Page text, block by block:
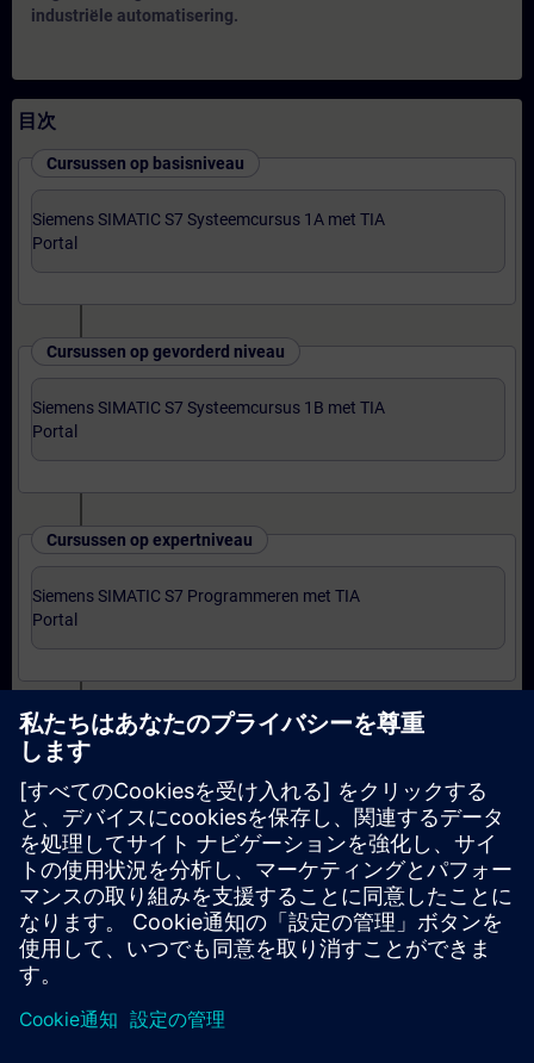
industriële automatisering.
目次
Cursussen op basisniveau
Siemens SIMATIC S7 Systeemcursus 1A met TIA
Portal
Cursussen op gevorderd niveau
Siemens SIMATIC S7 Systeemcursus 1B met TIA
Portal
Cursussen op expertniveau
Siemens SIMATIC S7 Programmeren met TIA
Portal
Certificering
Voorbereiding-oefenexamen Programmer met TIA
Portal
Examen Siemens Certified Programmer met TIA
Portal